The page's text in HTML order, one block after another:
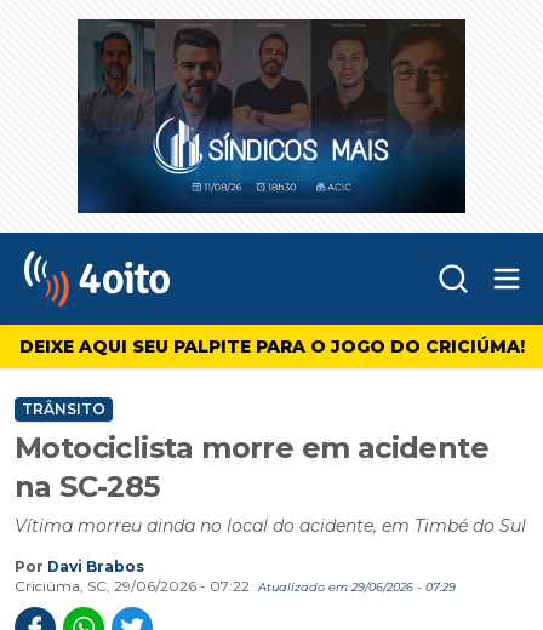
4oito
DEIXE AQUI SEU PALPITE PARA O JOGO DO CRICIÚMA!
TRÂNSITO
Motociclista morre em acidente
na SC-285
Vítima morreu ainda no local do acidente, em Timbé do Sul
Por Davi Brabos
Criciúma, SC, 29/06/2026 - 07:22
Atualizado em 29/06/2026 - 07:29